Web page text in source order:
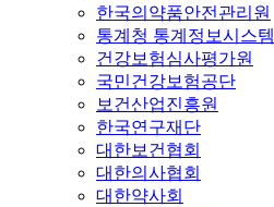
한국의약품안전관리원
통계청 통계정보시스템
건강보험심사평가원
국민건강보험공단
보건산업진흥원
한국연구재단
대한보건협회
대한의사협회
대한약사회